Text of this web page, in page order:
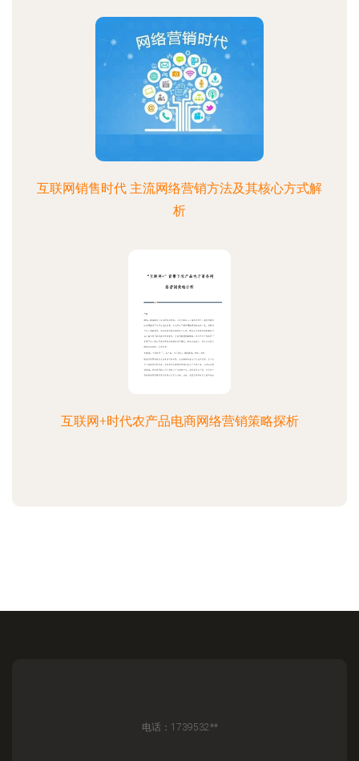
互联网销售时代 主流网络营销方法及其核心方式解
析
互联网+时代农产品电商网络营销策略探析
电话：1739532**